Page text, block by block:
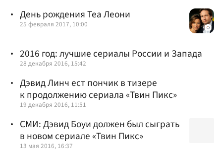
День рождения Теа Леони
25 февраля 2017, 10:00
2016 год: лучшие сериалы России и Запада
28 декабря 2016, 15:42
Дэвид Линч ест пончик в тизере
к продолжению сериала «Твин Пикс»
19 декабря 2016, 11:51
СМИ: Дэвид Боуи должен был сыграть
в новом сериале «Твин Пикс»
13 мая 2016, 16:37